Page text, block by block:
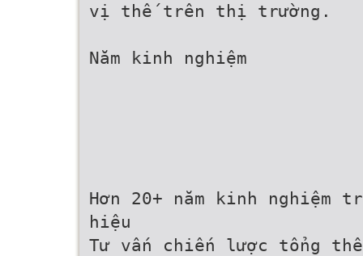
vị thế trên thị trường.
Năm kinh nghiệm
Hơn 20+ năm kinh nghiệm
hiệu
Tư vấn chiến lược tổng